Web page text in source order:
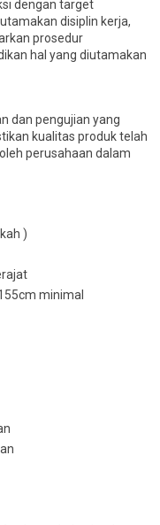
dengan target
disiplin kerja,
prosedur
hal yang diutamakan
dan pengujian yang
kualitas produk telah
perusahaan dalam
)
minimal